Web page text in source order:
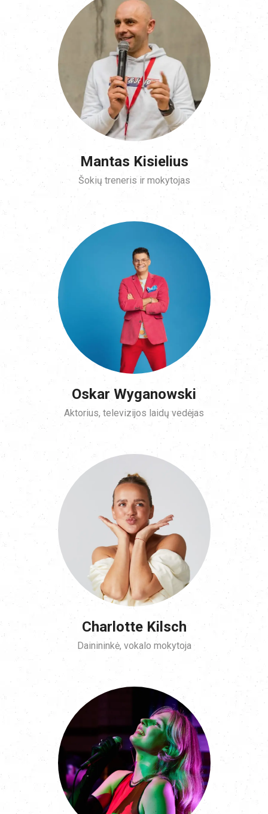
Mantas Kisielius
Šokių treneris ir mokytojas
Oskar Wyganowski
Aktorius, televizijos laidų vedėjas
Charlotte Kilsch
Dainininkė, vokalo mokytoja